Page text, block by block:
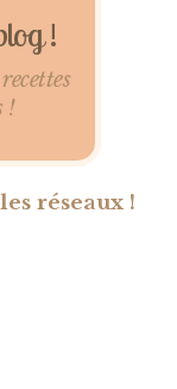
!
!
réseaux !